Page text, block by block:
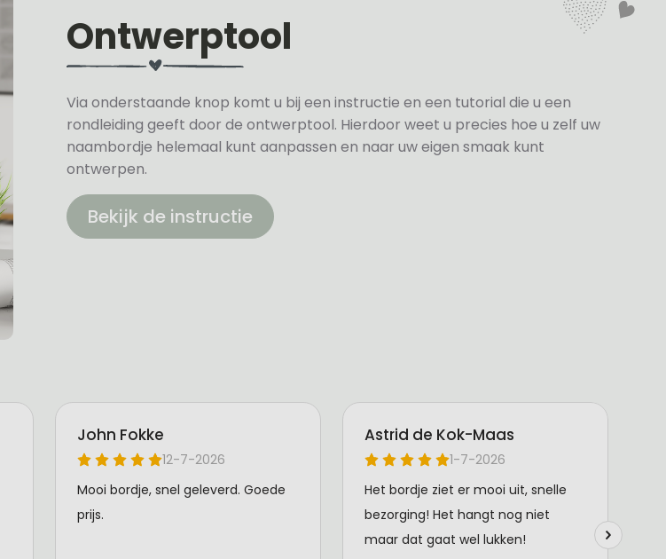
Ontwerptool
Via onderstaande knop komt u bij een instructie en een tutorial die u een
rondleiding geeft door de ontwerptool. Hierdoor weet u precies hoe u zelf uw
naambordje helemaal kunt aanpassen en naar uw eigen smaak kunt
ontwerpen.
Bekijk de instructie